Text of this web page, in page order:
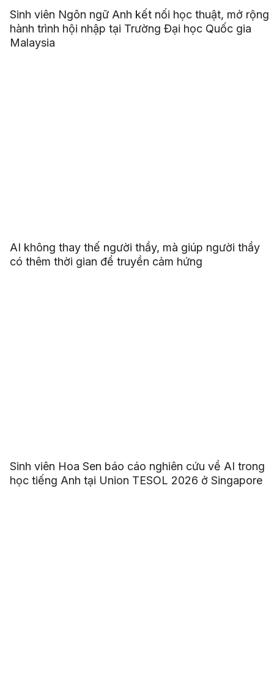
Sinh viên Ngôn ngữ Anh kết nối học thuật, mở rộng
hành trình hội nhập tại Trường Đại học Quốc gia
Malaysia
AI không thay thế người thầy, mà giúp người thầy
có thêm thời gian để truyền cảm hứng
Sinh viên Hoa Sen báo cáo nghiên cứu về AI trong
học tiếng Anh tại Union TESOL 2026 ở Singapore